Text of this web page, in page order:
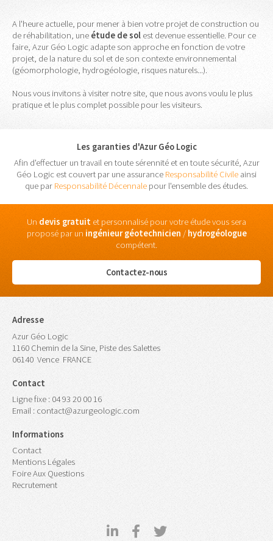
A l'heure actuelle, pour mener à bien votre projet de construction ou
de réhabilitation, une étude desol est devenue essentielle. Pour ce
faire, Azur Géo Logic adapte son approche en fonction de votre
projet, de la nature du sol et de son contexte environnemental
(géomorphologie, hydrogéologie, risques naturels...).
Nous vous invitons à visiter notre site, que nous avons voulu le plus
pratique et le plus complet possible pour les visiteurs.
Les garanties d'Azur Géo Logic
Afin d'effectuer un travail en toute sérennité et en toute sécurité, Azur
Géo Logic est couvert par une assurance Responsabilité Civile ainsi
que par Responsabilité Décennale pour l'ensemble des études.
Un devis gratuit et personnalisé pour votre étude vous sera
proposé par un ingénieur géotechnicien / hydrogéologue
compétent.
Contactez-nous
Adresse
Azur Géo Logic
1160 Chemin de la Sine, Piste des Salettes
06140 Vence FRANCE
Contact
Ligne fixe : 04 93 20 00 16
Email : contact@azurgeologic.com
Informations
Contact
Mentions Légales
Foire Aux Questions
Recrutement